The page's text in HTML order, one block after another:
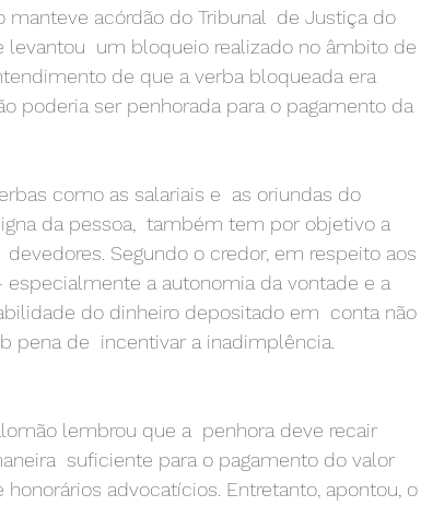
acórdão do Tribunal  de Justiça do
levantou  um bloqueio realizado no âmbito de
de que a verba bloqueada era
poderia ser penhorada para o pagamento da
como as salariais e  as oriundas do
da pessoa,  também tem por objetivo a
Segundo o credor, em respeito aos
a autonomia da vontade e a
do dinheiro depositado em  conta não
pena de  incentivar a inadimplência.
lembrou que a  penhora deve recair
suficiente para o pagamento do valor
advocatícios. Entretanto, apontou, o